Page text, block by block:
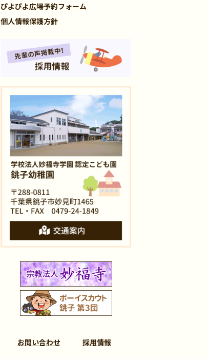
ぴよぴよ広場予約フォーム
個人情報保護方針
お問い合わせ
採用情報